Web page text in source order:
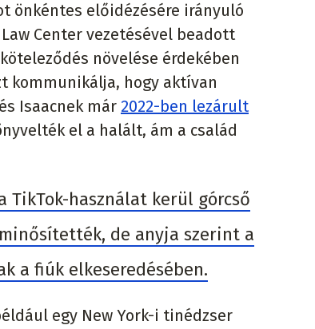
önkéntes előidézésére irányuló
Center vezetésével beadott
növelése érdekében
kommunikálja, hogy aktívan
Isaacnek már 2022-ben lezárult
el a halált, ám a család
TikTok-használat kerül górcső
de anyja szerint a
a fiúk elkeseredésében.
egy New York-i tinédzser